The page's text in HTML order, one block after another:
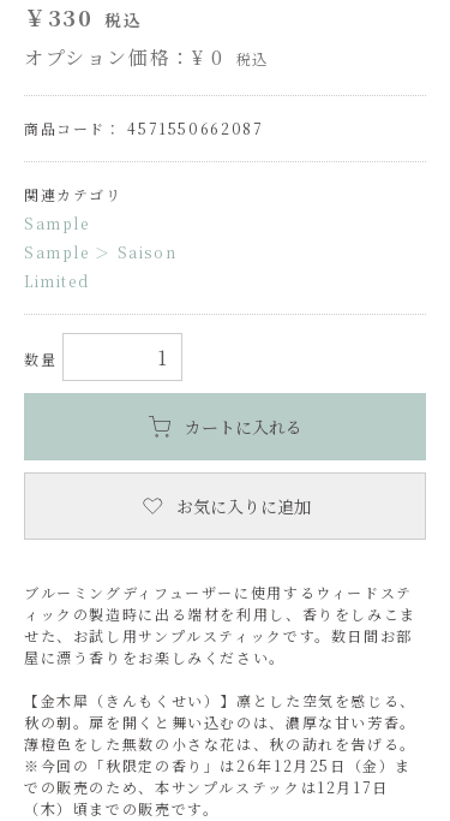
￥330 税込
オプション価格：¥0 税込
商品コード： 4571550662087
関連カテゴリ
Sample
Sample ＞ Saison
Limited
数量
カートに入れる
お気に入りに追加
ブルーミングディフューザーに使用するウィードステ
ィックの製造時に出る端材を利用し、香りをしみこま
せた、お試し用サンプルスティックです。数日間お部
屋に漂う香りをお楽しみください。
【金木犀（きんもくせい）】凛とした空気を感じる、
秋の朝。扉を開くと舞い込むのは、濃厚な甘い芳香。
薄橙色をした無数の小さな花は、秋の訪れを告げる。
※今回の「秋限定の香り」は26年12月25日（金）ま
での販売のため、本サンプルステックは12月17日
（木）頃までの販売です。